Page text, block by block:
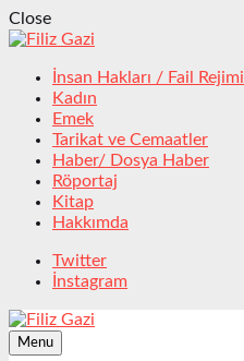
Close
İnsan Hakları / Fail Rejimi
Kadın
Emek
Tarikat ve Cemaatler
Haber/ Dosya Haber
Röportaj
Kitap
Hakkımda
Twitter
İnstagram
Menu